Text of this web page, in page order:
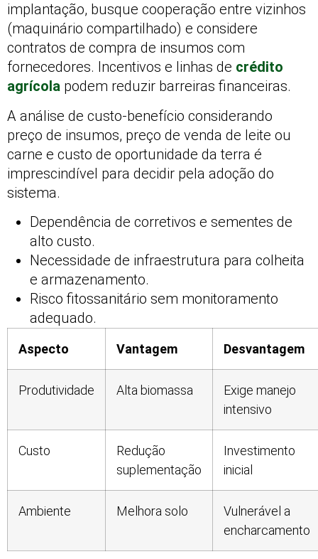
implantação, busque cooperação entre vizinhos
(maquinário compartilhado) e considere
contratos de compra de insumos com
fornecedores. Incentivos e linhas de crédito
agrícola podem reduzir barreiras financeiras.
A análise de custo-benefício considerando
preço de insumos, preço de venda de leite ou
carne e custo de oportunidade da terra é
imprescindível para decidir pela adoção do
sistema.
Dependência de corretivos e sementes de
alto custo.
Necessidade de infraestrutura para colheita
e armazenamento.
Risco fitossanitário sem monitoramento
adequado.
Aspecto Vantagem Desvantagem
Produtividade Alta biomassa
Exige manejo
intensivo
Custo
Redução
suplementação
Investimento
inicial
Ambiente Melhora solo
Vulnerável a
encharcamento